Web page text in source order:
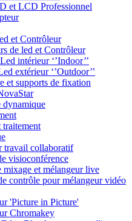
et LCD Professionnel
et Contrôleur
de led et Contrôleur
intérieur ‘’Indoor’’
extérieur ‘’Outdoor’’
et supports de fixation
travail collaboratif
visioconférence
mixage et mélangeur live
contrôle pour mélangeur vidéo
'Picture in Picture'
Chromakey